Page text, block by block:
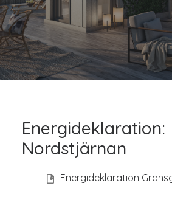
Energideklaration:
Nordstjärnan
Energideklaration